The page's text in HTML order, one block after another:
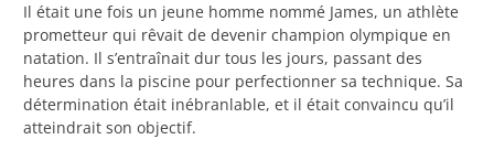
Il était une fois un jeune homme nommé James, un athlète
prometteur qui rêvait de devenir champion olympique en
natation. Il s’entraînait dur tous les jours, passant des
heures dans la piscine pour perfectionner sa technique. Sa
détermination était inébranlable, et il était convaincu qu’il
atteindrait son objectif.